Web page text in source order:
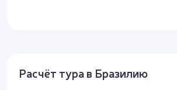
любых категорий, множество
Расчёт тура в Бразилию